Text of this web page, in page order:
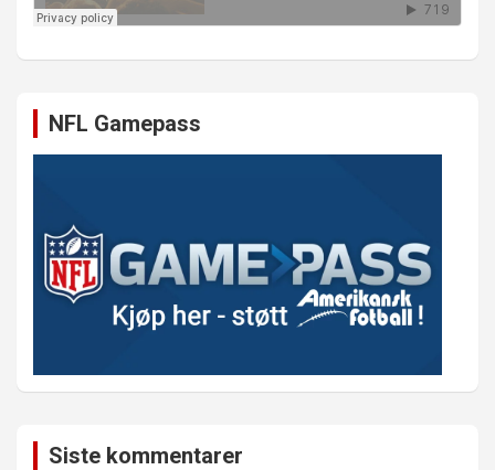
NFL Gamepass
Siste kommentarer